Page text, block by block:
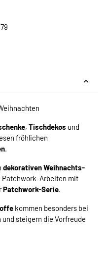
, Tischdekos und
fröhlichen
.
dekorativen Weihnachts-
Patchwork-Arbeiten mit
Patchwork-Serie.
kommen besonders bei
steigern die Vorfreude